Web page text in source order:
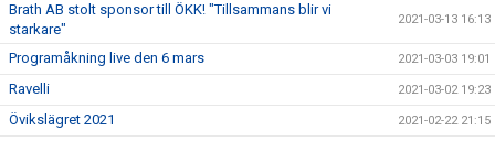
Brath AB stolt sponsor till ÖKK! "Tillsammans blir vi
starkare"
2021-03-13 16:13
Programåkning live den 6 mars 2021-03-03 19:01
Ravelli 2021-03-02 19:23
Övikslägret 2021 2021-02-22 21:15